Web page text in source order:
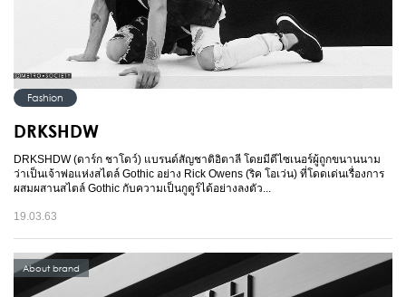
Fashion
DRKSHDW
DRKSHDW (ดาร์ก ชาโดว์) แบรนด์สัญชาติอิตาลี โดยมีดีไซเนอร์ผู้ถูกขนานนาม
ว่าเป็นเจ้าพ่อแห่งสไตล์ Gothic อย่าง Rick Owens (ริค โอเว่น) ที่โดดเด่นเรื่องการ
ผสมผสานสไตล์ Gothic กับความเป็นกูตูร์ได้อย่างลงตัว...
19.03.63
About brand